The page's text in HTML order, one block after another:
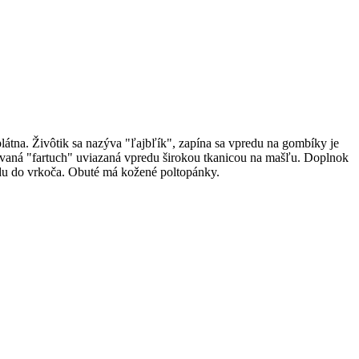
Živôtik sa nazýva "ľajbľík", zapína sa vpredu na gombíky je
"fartuch" uviazaná vpredu širokou tkanicou na mašľu. Doplnok
do vrkoča. Obuté má kožené poltopánky.